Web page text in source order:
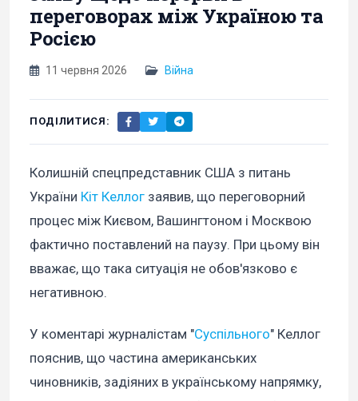
переговорах між Україною та
Росією
11 червня 2026 Війна
ПОДІЛИТИСЯ:
Колишній спецпредставник США з питань
України Кіт Келлог заявив, що переговорний
процес між Києвом, Вашингтоном і Москвою
фактично поставлений на паузу. При цьому він
вважає, що така ситуація не обов'язково є
негативною.
У коментарі журналістам "Суспільного" Келлог
пояснив, що частина американських
чиновників, задіяних в українському напрямку,